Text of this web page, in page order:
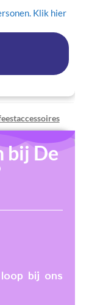
Klik hier
bij De
bij ons